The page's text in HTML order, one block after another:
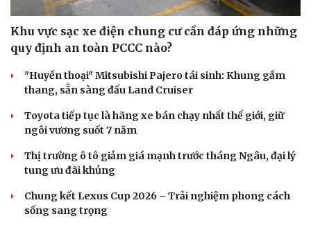
Khu vực sạc xe điện chung cư cần đáp ứng những
quy định an toàn PCCC nào?
"Huyền thoại" Mitsubishi Pajero tái sinh: Khung gầm
thang, sẵn sàng đấu Land Cruiser
Toyota tiếp tục là hãng xe bán chạy nhất thế giới, giữ
ngôi vương suốt 7 năm
Thị trường ô tô giảm giá mạnh trước tháng Ngâu, đại lý
tung ưu đãi khủng
Chung kết Lexus Cup 2026 – Trải nghiệm phong cách
sống sang trọng